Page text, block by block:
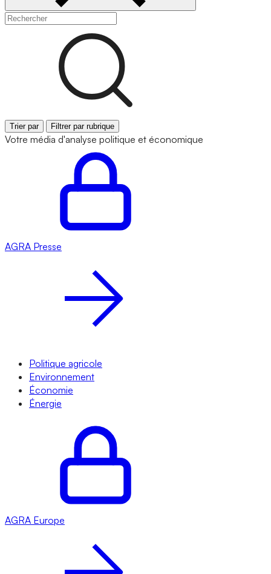
Trier par Filtrer par rubrique
Votre média d'analyse politique et économique
AGRA Presse
Politique agricole
Environnement
Économie
Énergie
AGRA Europe